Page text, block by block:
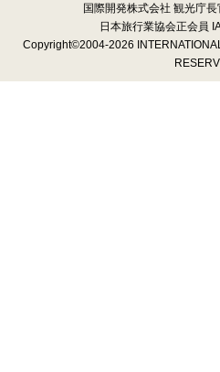
国際開発株式会社 観光庁
日本旅行業協会正会員
Copyright©2004-2026